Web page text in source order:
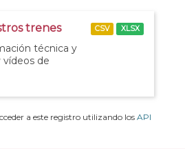
trenes
técnica y
vídeos de
CSV XLSX
a este registro utilizando los API